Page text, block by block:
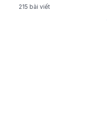
215 bài viết